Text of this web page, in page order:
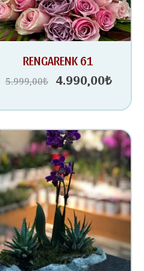
RENGARENK 61
5.999,00₺
Orijinal
5.999,00₺.
4.990,00₺fiyat: